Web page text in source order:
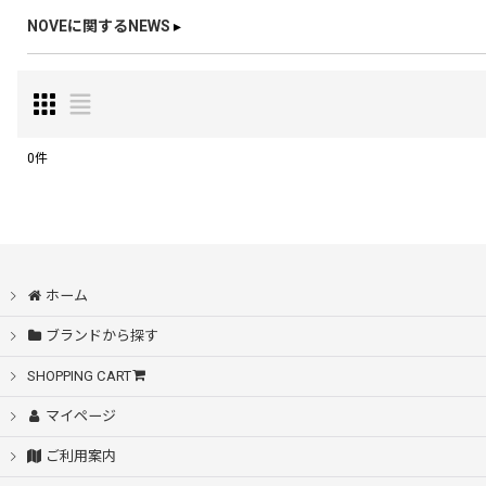
NOVEに関するNEWS ▸
並び順
0件
ホーム
ブランドから探す
SHOPPING CART
マイページ
ご利用案内